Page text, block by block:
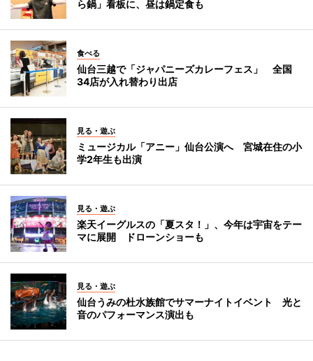
ら鍋」看板に、昼は鍋定食も
食べる
仙台三越で「ジャパニーズカレーフェス」 全国
34店が入れ替わり出店
見る・遊ぶ
ミュージカル「アニー」仙台公演へ 宮城在住の小
学2年生も出演
見る・遊ぶ
楽天イーグルスの「夏スタ！」、今年は宇宙をテー
マに展開 ドローンショーも
見る・遊ぶ
仙台うみの杜水族館でサマーナイトイベント 光と
音のパフォーマンス演出も